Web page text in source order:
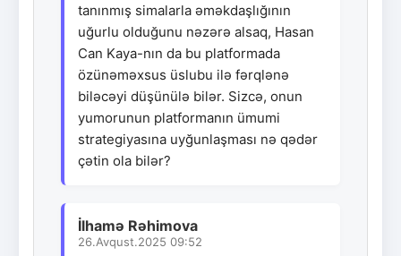
tanınmış simalarla əməkdaşlığının
uğurlu olduğunu nəzərə alsaq, Hasan
Can Kaya-nın da bu platformada
özünəməxsus üslubu ilə fərqlənə
biləcəyi düşünülə bilər. Sizcə, onun
yumorunun platformanın ümumi
strategiyasına uyğunlaşması nə qədər
çətin ola bilər?
İlhamə Rəhimova
26.Avqust.2025 09:52